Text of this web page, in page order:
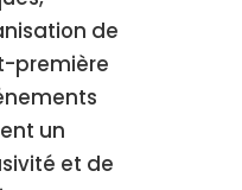
de
première
un
et de